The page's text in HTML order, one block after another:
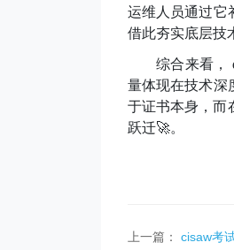
运维人员通过它
借此夯实底层技
综合来看，
量体现在技术深
于证书本身，而
跃迁🚀。
上一篇：
cisaw考